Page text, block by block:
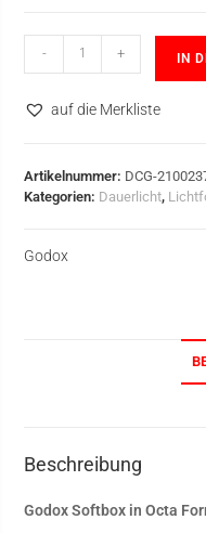
- + IN
auf die Merkliste
Artikelnummer: DCG-
Kategorien: Dauerlicht,
Godox
Beschreibung
Godox Softbox in Octa